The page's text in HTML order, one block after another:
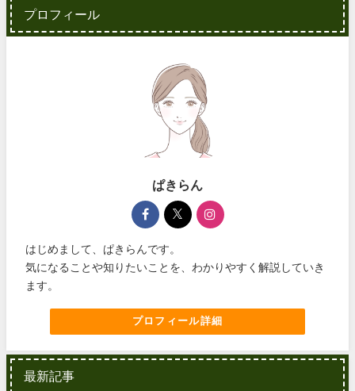
プロフィール
ぱきらん
はじめまして、ぱきらんです。
気になることや知りたいことを、わかりやすく解説していき
ます。
プロフィール詳細
最新記事